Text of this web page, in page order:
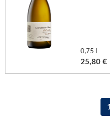
0,75 l
25,80 €
1